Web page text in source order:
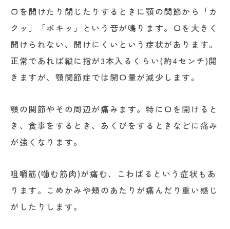
口を開けたり閉じたりするときに顎の関節から「カ
クッ」「ポキッ」という音が鳴ります。口を大きく
開けられない、開けにくいという症状があります。
正常であれば縦に指が3本入るくらい(約4センチ)開
きますが、顎関節症では開口量が減少します。
顎の関節やその周辺が痛みます。特に口を開けると
き、食事をするとき、あくびをするときなどに痛み
が強くなります。
咀嚼筋(噛む筋肉)が痛む、こわばるという症状もあ
ります。こめかみや頬のあたりが痛んだり重い感じ
がしたりします。